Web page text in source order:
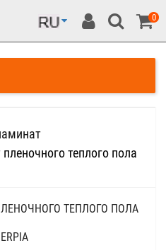
0
теплого пола
ТЕПЛОГО ПОЛА